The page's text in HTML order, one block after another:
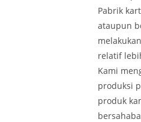
Pabrik
ataupun
relatif
Kami
produksi
produk